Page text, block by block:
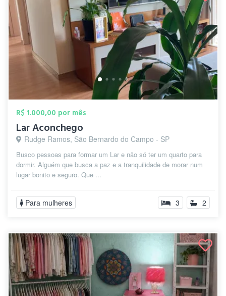
R$ 1.000,00 por mês
Lar Aconchego
Rudge Ramos, São Bernardo do Campo - SP
Busco pessoas para formar um Lar e não só ter um quarto para
dormir. Alguém que busca a paz e a tranquilidade de morar num
lugar bonito e seguro. Que ...
Para mulheres 3 2